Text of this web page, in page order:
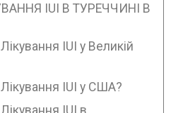
IUI В ТУРЕЧЧИНІ В
Лікування IUI у Великій
Лікування IUI у США?